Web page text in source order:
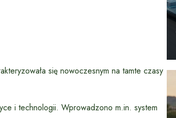
się nowoczesnym na tamte czasy
i technologii. Wprowadzono m.in. system